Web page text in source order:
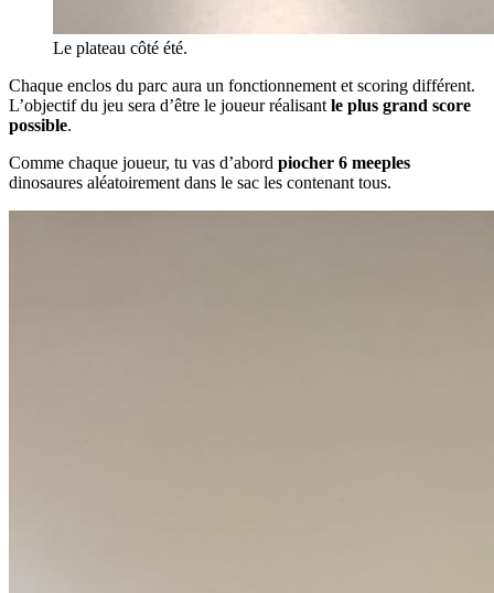
Le plateau côté été.
Chaque enclos du parc aura un fonctionnement et scoring différent.
L’objectif du jeu sera d’être le joueur réalisant le plus grand score
possible.
Comme chaque joueur, tu vas d’abord piocher 6 meeples
dinosaures aléatoirement dans le sac les contenant tous.